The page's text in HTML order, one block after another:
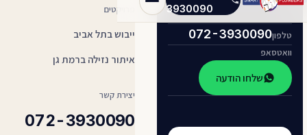
3930090
טלפון072-3930090
וואטסאפ
שלחו הודעה
פרויקטים
ייבוש בתל אביב
איתור נזילה ברמת גן
יצירת קשר
072-3930090